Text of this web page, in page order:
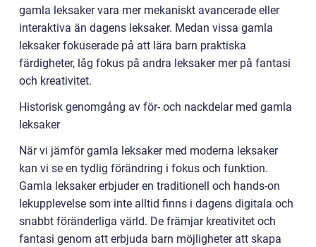
gamla leksaker vara mer mekaniskt avancerade eller
interaktiva än dagens leksaker. Medan vissa gamla
leksaker fokuserade på att lära barn praktiska
färdigheter, låg fokus på andra leksaker mer på fantasi
och kreativitet.
Historisk genomgång av för- och nackdelar med gamla
leksaker
När vi jämför gamla leksaker med moderna leksaker
kan vi se en tydlig förändring i fokus och funktion.
Gamla leksaker erbjuder en traditionell och hands-on
lekupplevelse som inte alltid finns i dagens digitala och
snabbt föränderliga värld. De främjar kreativitet och
fantasi genom att erbjuda barn möjligheter att skapa